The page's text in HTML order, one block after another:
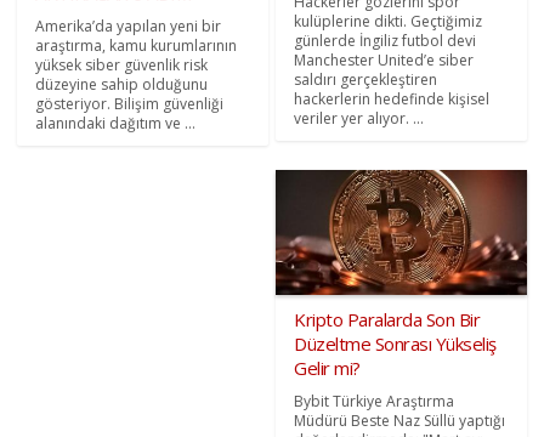
Amerika’da yapılan yeni bir
araştırma, kamu kurumlarının
yüksek siber güvenlik risk
düzeyine sahip olduğunu
gösteriyor. Bilişim güvenliği
alanındaki dağıtım ve ...
kulüplerine dikti. Geçtiğimiz
günlerde İngiliz futbol devi
Manchester United’e siber
saldırı gerçekleştiren
hackerlerin hedefinde kişisel
veriler yer alıyor. ...
Kripto Paralarda Son Bir
Düzeltme Sonrası Yükseliş
Gelir mi?
Bybit Türkiye Araştırma
Müdürü Beste Naz Süllü yaptığı